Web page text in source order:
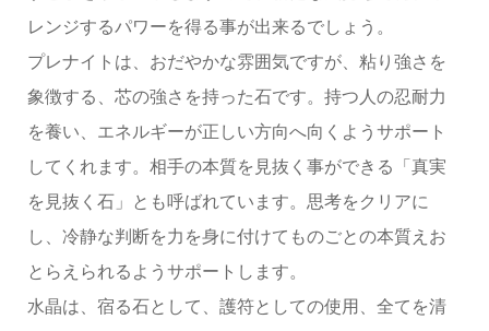
レンジするパワーを得る事が出来るでしょう。
プレナイトは、おだやかな雰囲気ですが、粘り強さを
象徴する、芯の強さを持った石です。持つ人の忍耐力
を養い、エネルギーが正しい方向へ向くようサポート
してくれます。相手の本質を見抜く事ができる「真実
を見抜く石」とも呼ばれています。思考をクリアに
し、冷静な判断を力を身に付けてものごとの本質えお
とらえられるようサポートします。
水晶は、宿る石として、護符としての使用、全てを清